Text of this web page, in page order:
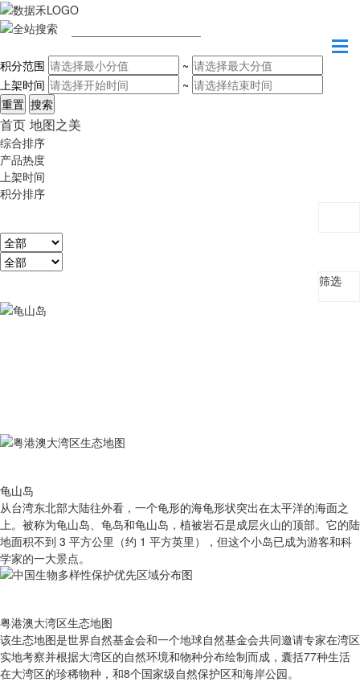
积分范围
~
上架时间
~
首页 地图之美
综合排序
产品热度
上架时间
积分排序
筛选
龟山岛
从台湾东北部大陆往外看，一个龟形的海龟形状突出在太平洋的海面之
上。被称为龟山岛、龟岛和龟山岛，植被岩石是成层火山的顶部。它的陆
地面积不到 3 平方公里（约 1 平方英里），但这个小岛已成为游客和科
学家的一大景点。
粤港澳大湾区生态地图
该生态地图是世界自然基金会和一个地球自然基金会共同邀请专家在湾区
实地考察并根据大湾区的自然环境和物种分布绘制而成，囊括77种生活
在大湾区的珍稀物种，和8个国家级自然保护区和海岸公园。